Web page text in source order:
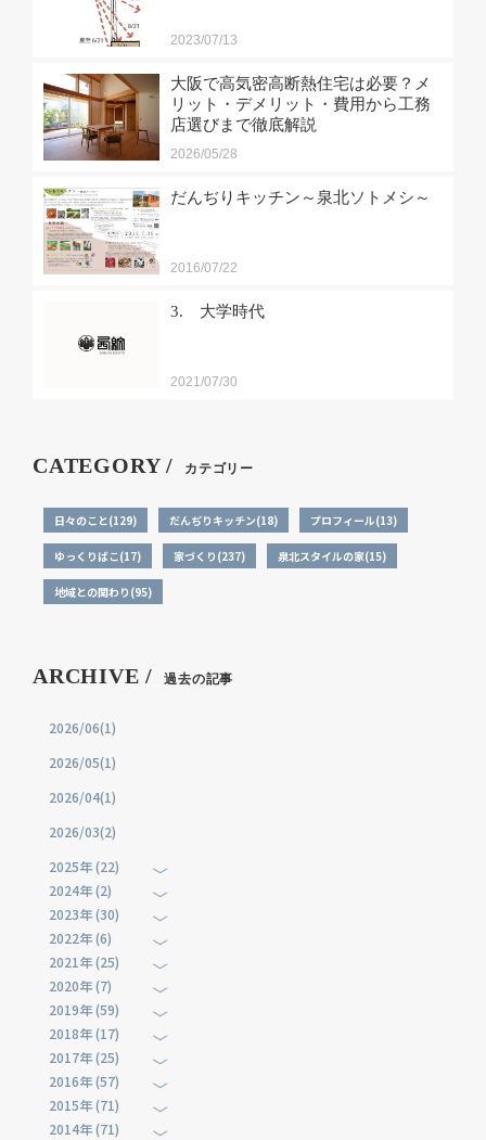
2023/07/13
大阪で高気密高断熱住宅は必要？メ
リット・デメリット・費用から工務
店選びまで徹底解説
2026/05/28
だんぢりキッチン～泉北ソトメシ～
2016/07/22
3. 大学時代
2021/07/30
CATEGORY / カテゴリー
日々のこと(129) だんぢりキッチン(18) プロフィール(13)
ゆっくりばこ(17) 家づくり(237) 泉北スタイルの家(15)
地域との関わり(95)
ARCHIVE / 過去の記事
2026/06(1)
2026/05(1)
2026/04(1)
2026/03(2)
2025年 (22)
2024年 (2)
2023年 (30)
2022年 (6)
2021年 (25)
2020年 (7)
2019年 (59)
2018年 (17)
2017年 (25)
2016年 (57)
2015年 (71)
2014年 (71)